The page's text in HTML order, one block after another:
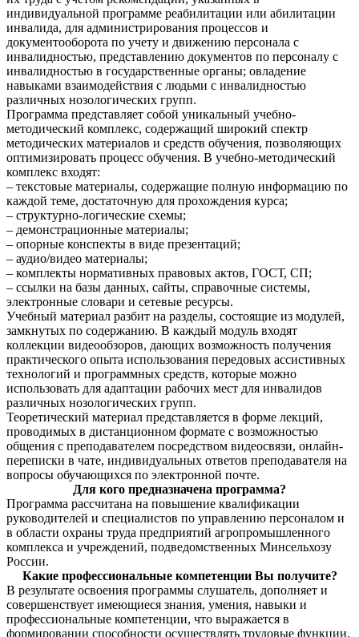
индивидуальной программе реабилитации или абилитации
инвалида, для администрирования процессов и
документооборота по учету и движению персонала с
инвалидностью, представлению документов по персоналу с
инвалидностью в государственные органы; овладение
навыками взаимодействия с людьми с инвалидностью
различных нозологических групп.
Программа представляет собой уникальный учебно-
методический комплекс, содержащий широкий спектр
методических материалов и средств обучения, позволяющих
оптимизировать процесс обучения. В учебно-методический
комплекс входят:
– текстовые материалы, содержащие полную информацию по
каждой теме, достаточную для прохождения курса;
– структурно-логические схемы;
– демонстрационные материалы;
– опорные конспекты в виде презентаций;
– аудио/видео материалы;
– комплекты нормативных правовых актов, ГОСТ, СП;
– ссылки на базы данных, сайты, справочные системы,
электронные словари и сетевые ресурсы.
Учебный материал разбит на разделы, состоящие из модулей,
замкнутых по содержанию. В каждый модуль входят
коллекции видеообзоров, дающих возможность получения
практического опыта использования передовых ассистивных
технологий и программных средств, которые можно
использовать для адаптации рабочих мест для инвалидов
различных нозологических групп.
Теоретический материал представляется в форме лекций,
проводимых в дистанционном формате с возможностью
общения с преподавателем посредством видеосвязи, онлайн-
переписки в чате, индивидуальных ответов преподавателя на
вопросы обучающихся по электронной почте.
Для кого предназначена программа?
Программа рассчитана на повышение квалификации
руководителей и специалистов по управлению персоналом и
в области охраны труда предприятий агропромышленного
комплекса и учреждений, подведомственных Минсельхозу
России.
Какие профессиональные компетенцииВы получите?
В результате освоения программы слушатель, дополняет и
совершенствует имеющиеся знания, умения, навыки и
профессиональные компетенции, что выражается в
формировании способности осуществлять трудовые функции,